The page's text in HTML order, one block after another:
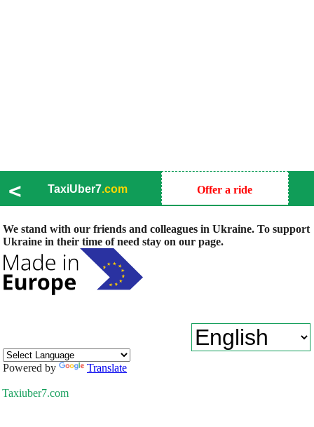
< TaxiUber7.com Offer a ride
We stand with our friends and colleagues in Ukraine. To support
Ukraine in their time of need stay on our page.
Powered by Translate
Taxiuber7.com